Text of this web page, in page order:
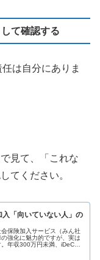
て確認する
は自分にありま
見て、「これな
てください。
「向いていない人」の
保険加入サービス（みん社
強化に魅力的ですが、実は
年収300万円未満、iDeCo